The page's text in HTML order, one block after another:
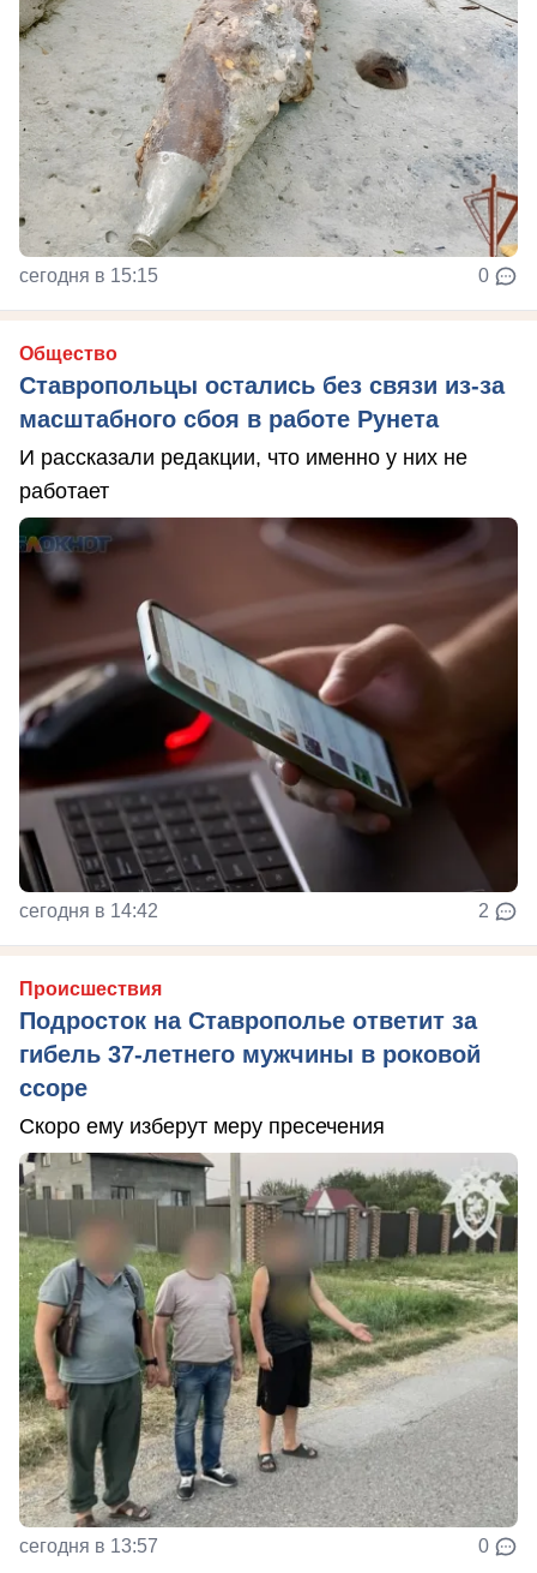
сегодня в 15:15 0
Общество
Ставропольцы остались без связи из-за
масштабного сбоя в работе Рунета
И рассказали редакции, что именно у них не
работает
сегодня в 14:42 2
Происшествия
Подросток на Ставрополье ответит за
гибель 37-летнего мужчины в роковой
ссоре
Скоро ему изберут меру пресечения
сегодня в 13:57 0